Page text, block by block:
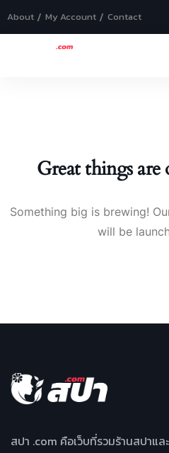
About My Account Contact
Great things
Something big is brewing!
will be
สปา .com คือเว็บที่รวมร้านสปาแ